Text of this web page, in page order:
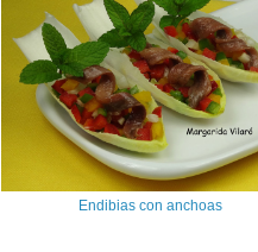
Endibias con anchoas